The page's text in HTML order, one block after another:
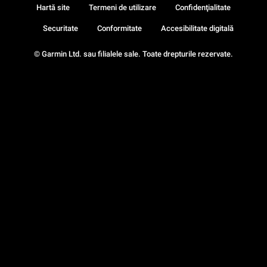
© Garmin Ltd. sau filialele sale. Toate drepturile rezervate.
Hartă site Termeni de utilizare Confidenţialitate
Securitate Conformitate Accesibilitate digitală